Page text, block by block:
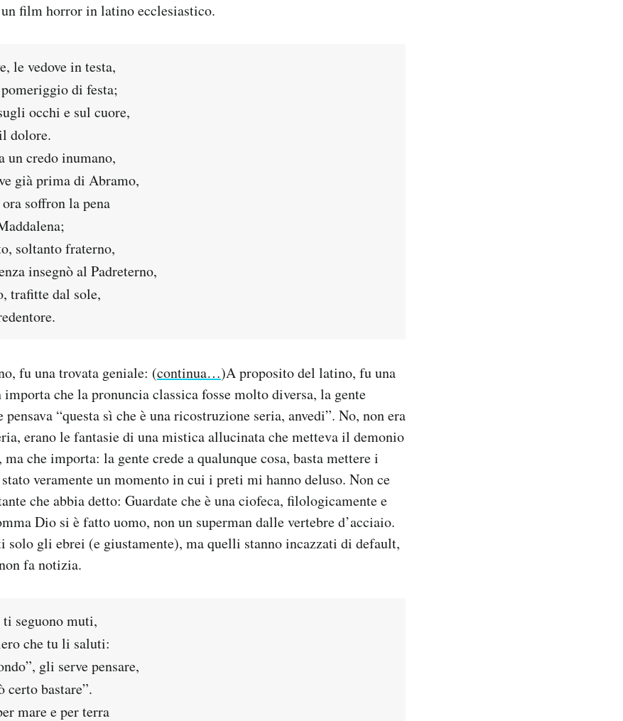
film horror in latino ecclesiastico.
le vedove in testa,
di festa;
occhi e sul cuore,
dolore.
un credo inumano,
già prima di Abramo,
soffron la pena
soltanto fraterno,
insegnò al Padreterno,
trafitte dal sole,
fu una trovata geniale: (continua…)A proposito del latino, fu una
che la pronuncia classica fosse molto diversa, la gente
“questa sì che è una ricostruzione seria, anvedi”. No, non era
erano le fantasie di una mistica allucinata che metteva il demonio
che importa: la gente crede a qualunque cosa, basta mettere i
veramente un momento in cui i preti mi hanno deluso. Non ce
che abbia detto: Guardate che è una ciofeca, filologicamente e
Dio si è fatto uomo, non un superman dalle vertebre d’acciaio.
solo gli ebrei (e giustamente), ma quelli stanno incazzati di default,
fa notizia.
seguono muti,
che tu li saluti:
gli serve pensare,
certo bastare”.
mare e per terra